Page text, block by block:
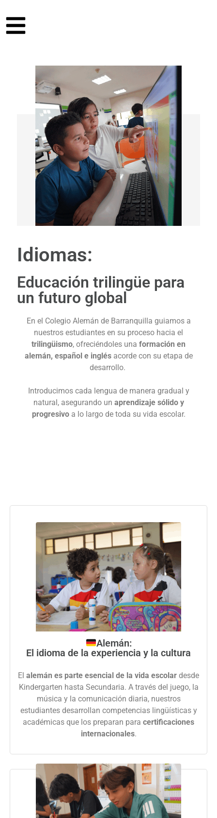
Idiomas:
Educación trilingüe para
un futuro global
En el Colegio Alemán de Barranquilla guiamos a
nuestros estudiantes en su proceso hacia el
trilingüismo, ofreciéndoles una formación en
alemán, español e inglés acorde con su etapa de
desarrollo.
Introducimos cada lengua de manera gradual y
natural, asegurando un aprendizaje sólido y
progresivoa lo largo de toda su vida escolar.
Alemán:
El idioma de la experiencia y la cultura
El alemán es parte esencial de la vida escolar desde
Kindergarten hasta Secundaria. A través del juego, la
música y la comunicación diaria, nuestros
estudiantes desarrollan competencias lingüísticas y
académicas que los preparan para certificaciones
internacionales.